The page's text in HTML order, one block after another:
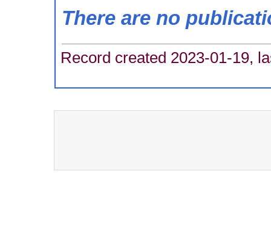
There are no
Record created 2023-01-19,